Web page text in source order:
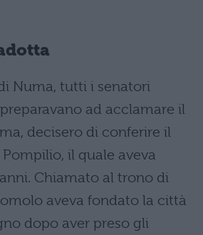
Numa, tutti i senatori
ad acclamare il
decisero di conferire il
il quale aveva
Chiamato al trono di
aveva fondato la città
dopo aver preso gli